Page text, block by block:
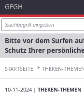
GFGH
Bitte vor dem Surfen
Schutz Ihrer
STARTSEITE THEKEN-
10-11-2024 | THEKEN-THEMEN